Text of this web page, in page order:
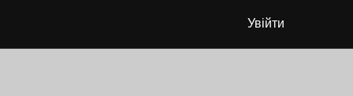
Увійти